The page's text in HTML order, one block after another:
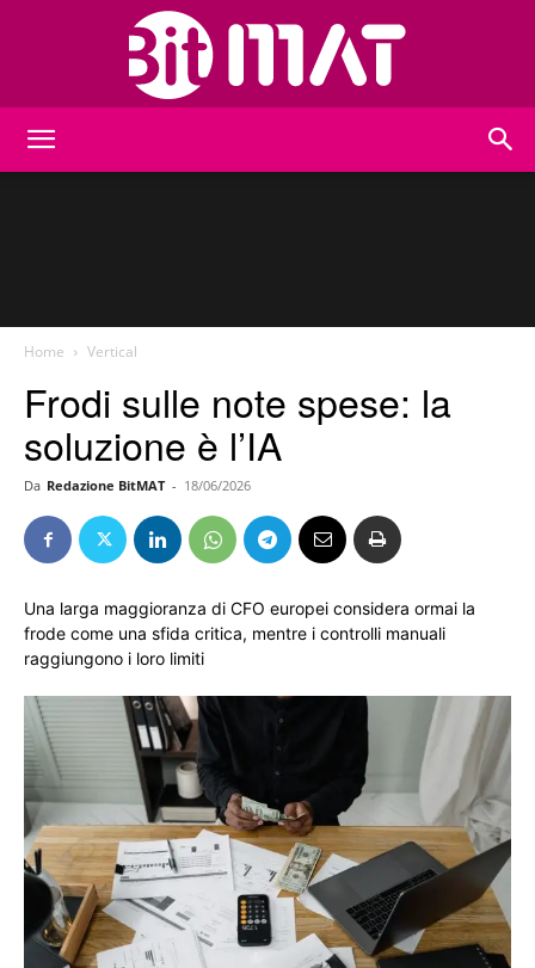
Home Vertical
Frodi sulle note spese: la
soluzione è l’IA
Da Redazione BitMAT - 18/06/2026
Una larga maggioranza di CFO europei considera ormai la
frode come una sfida critica, mentre i controlli manuali
raggiungono i loro limiti